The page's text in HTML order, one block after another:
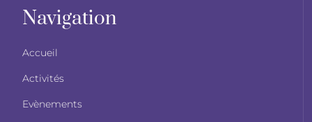
Navigation
Accueil
Activités
Evènements